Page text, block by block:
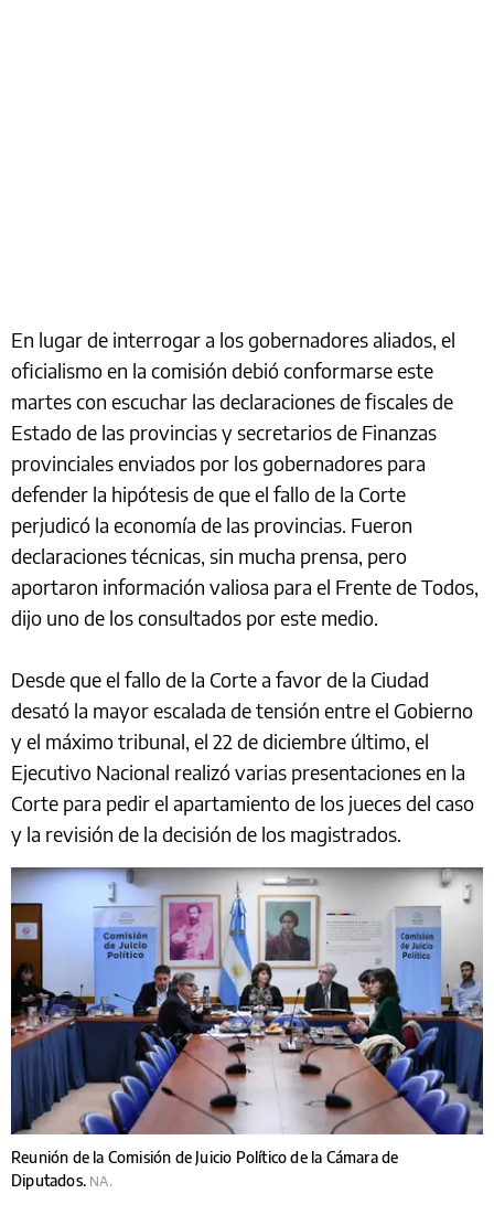
En lugar de interrogar a los gobernadores aliados, el
oficialismo en la comisión debió conformarse este
martes con escuchar las declaraciones de fiscales de
Estado de las provincias y secretarios de Finanzas
provinciales enviados por los gobernadores para
defender la hipótesis de que el fallo de la Corte
perjudicó la economía de las provincias. Fueron
declaraciones técnicas, sin mucha prensa, pero
aportaron información valiosa para el Frente de Todos,
dijo uno de los consultados por este medio.
Desde que el fallo de la Corte a favor de la Ciudad
desató la mayor escalada de tensión entre el Gobierno
y el máximo tribunal, el 22 de diciembre último, el
Ejecutivo Nacional realizó varias presentaciones en la
Corte para pedir el apartamiento de los jueces del caso
y la revisión de la decisión de los magistrados.
Reunión de la Comisión de Juicio Político de la Cámara de
Diputados. NA.